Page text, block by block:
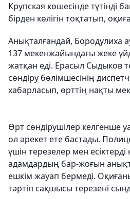
Крупская көшесінде түтінді
бірден көлігін тоқтатып,
Анықталғандай, Бородулиха
137 мекенжайындағы жеке
жатқан еді. Ерасыл Сыдыков
сөндіру бөлімшесінің
хабарласып, өрттің нақты
Өрт сөндірушілер келгенше
ол әрекет ете бастады.
үшін терезелер мен
адамдардың бар-жоғын
ешкім жауап бермеді.
тәртіп сақшысы терезені